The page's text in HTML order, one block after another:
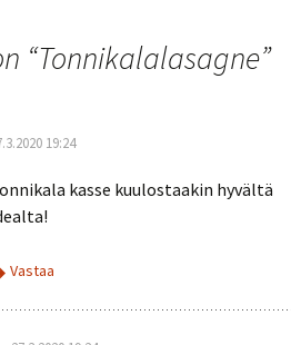
“Tonnikalalasagne”
19:24
kasse kuulostaakin hyvältä
Vastaa